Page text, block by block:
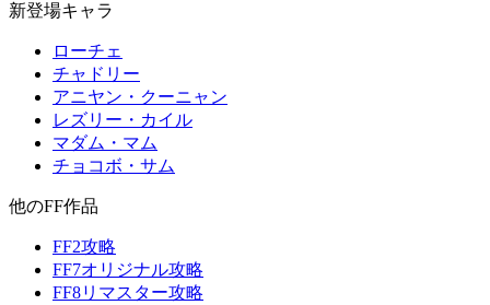
新登場キャラ
ローチェ
チャドリー
アニヤン・クーニャン
レズリー・カイル
マダム・マム
チョコボ・サム
他のFF作品
FF2攻略
FF7オリジナル攻略
FF8リマスター攻略